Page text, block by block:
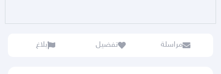
مراسلة تفضيل بلاغ